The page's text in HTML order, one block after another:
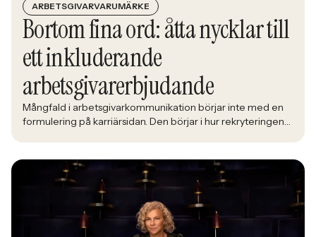
ARBETSGIVARVARUMÄRKE
Bortom fina ord: åtta nycklar till
ett inkluderande
arbetsgivarerbjudande
Mångfald i arbetsgivarkommunikation börjar inte med en
formulering på karriärsidan. Den börjar i hur rekryteringen
mer medvetna, regelverken skärps och konkurrensen om
rätt kompetens förändras räcker det inte längre att säga
att alla är välkomna. Arbetsgivare behöver kunna visa vad
det betyder i praktiken.